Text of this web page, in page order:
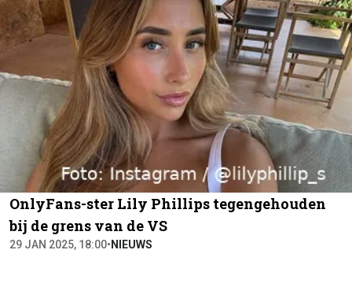
OnlyFans-ster Lily Phillips tegengehouden
bij de grens van de VS
29 JAN 2025, 18:00•NIEUWS